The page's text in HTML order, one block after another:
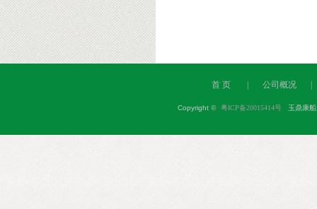
首 页 公司概况
Copyright©粤ICP备20015414号 玉鼎康